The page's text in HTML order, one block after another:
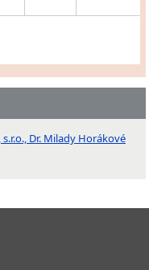
Dr. Milady Horákové